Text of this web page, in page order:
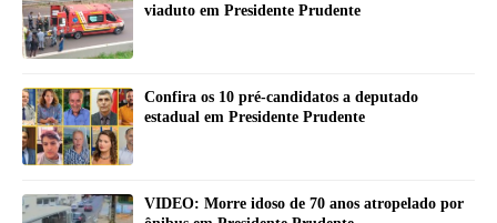
viaduto em Presidente Prudente
Confira os 10 pré-candidatos a deputado
estadual em Presidente Prudente
VIDEO: Morre idoso de 70 anos atropelado por